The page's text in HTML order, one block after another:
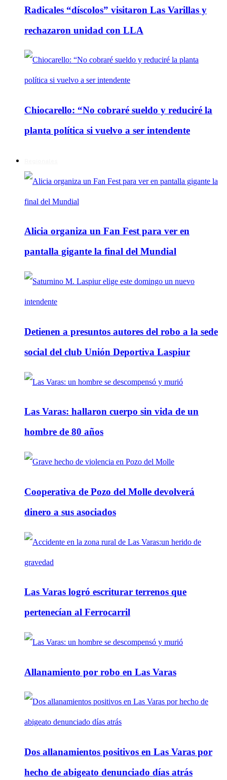
Radicales “díscolos” visitaron Las Varillas y
rechazaron unidad con LLA
Chiocarello: “No cobraré sueldo y reduciré la
planta política si vuelvo a ser intendente
Alicia organiza un Fan Fest para ver en
pantalla gigante la final del Mundial
Detienen a presuntos autores del robo a la sede
social del club Unión Deportiva Laspiur
Las Varas: hallaron cuerpo sin vida de un
hombre de 80 años
Cooperativa de Pozo del Molle devolverá
dinero a sus asociados
Las Varas logró escriturar terrenos que
pertenecían al Ferrocarril
Allanamiento por robo en Las Varas
Dos allanamientos positivos en Las Varas por
hecho de abigeato denunciado días atrás